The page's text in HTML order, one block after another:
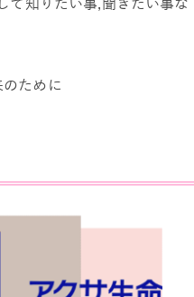
て知りたい事,聞きたい事な
ために